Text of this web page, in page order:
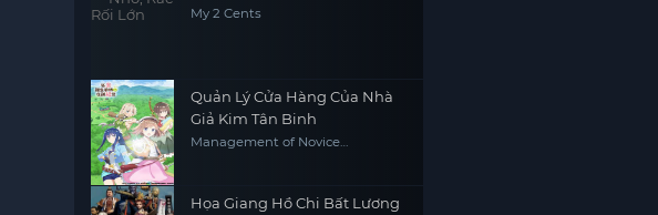
My 2 Cents
Quản Lý Cửa Hàng Của Nhà
Giả Kim Tân Binh
Management of Novice
Họa Giang Hồ Chi Bất Lương